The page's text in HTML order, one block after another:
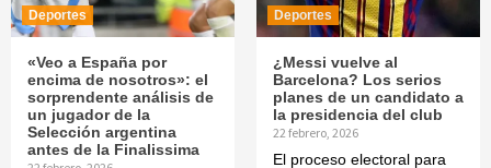
Deportes
«Veo a España por
encima de nosotros»: el
sorprendente análisis de
un jugador de la
Selección argentina
antes de la Finalissima
Deportes
¿Messi vuelve al
Barcelona? Los serios
planes de un candidato a
la presidencia del club
22 febrero, 2026
El proceso electoral para